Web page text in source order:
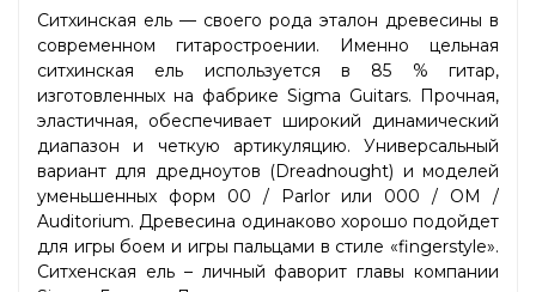
Ситхинская ель — своего рода эталон древесины в
современном гитаростроении. Именно цельная
ситхинская ель используется в 85 % гитар,
изготовленных на фабрике Sigma Guitars. Прочная,
эластичная, обеспечивает широкий динамический
диапазон и четкую артикуляцию. Универсальный
вариант для дредноутов (Dreadnought) и моделей
уменьшенных форм 00 / Parlor или 000 / OM /
Auditorium. Древесина одинаково хорошо подойдет
для игры боем и игры пальцами в стиле «fingerstyle».
Ситхенская ель – личный фаворит главы компании